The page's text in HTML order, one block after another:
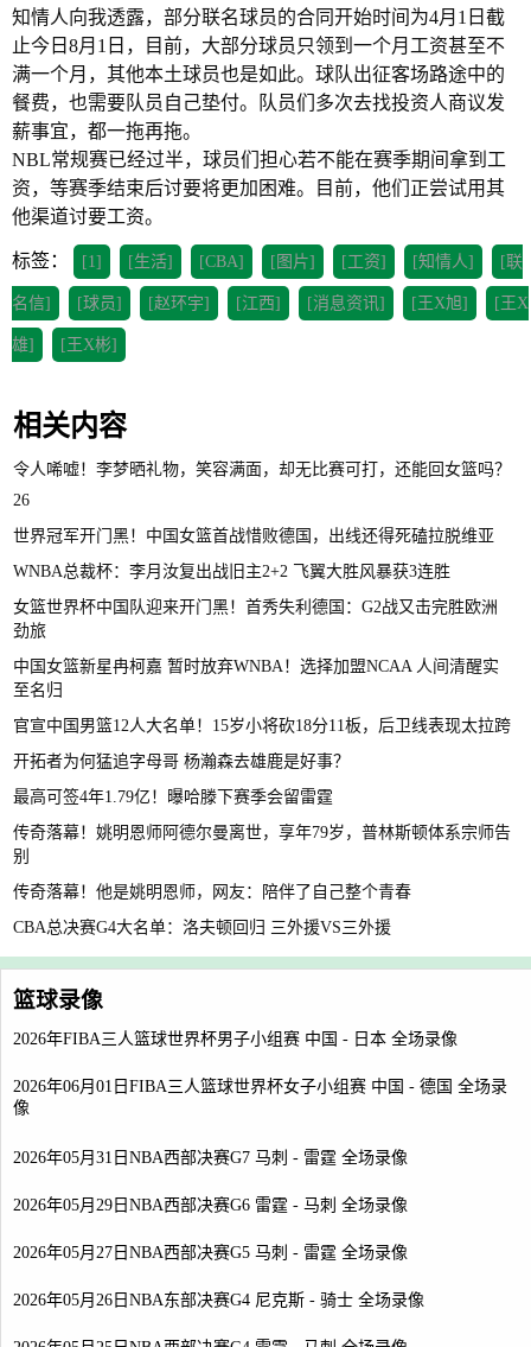
知情人向我透露，部分联名球员的合同开始时间为4月1日截
止今日8月1日，目前，大部分球员只领到一个月工资甚至不
满一个月，其他本土球员也是如此。球队出征客场路途中的
餐费，也需要队员自己垫付。队员们多次去找投资人商议发
薪事宜，都一拖再拖。
NBL常规赛已经过半，球员们担心若不能在赛季期间拿到工
资，等赛季结束后讨要将更加困难。目前，他们正尝试用其
他渠道讨要工资。
标签： [1] [生活] [CBA] [图片] [工资] [知情人] [联
名信] [球员] [赵环宇] [江西] [消息资讯] [王X旭] [王X
雄] [王X彬]
相关内容
令人唏嘘！李梦晒礼物，笑容满面，却无比赛可打，还能回女篮吗？
26
世界冠军开门黑！中国女篮首战惜败德国，出线还得死磕拉脱维亚
WNBA总裁杯：李月汝复出战旧主2+2 飞翼大胜风暴获3连胜
女篮世界杯中国队迎来开门黑！首秀失利德国：G2战又击完胜欧洲
劲旅
中国女篮新星冉柯嘉 暂时放弃WNBA！选择加盟NCAA 人间清醒实
至名归
官宣中国男篮12人大名单！15岁小将砍18分11板，后卫线表现太拉跨
开拓者为何猛追字母哥 杨瀚森去雄鹿是好事？
最高可签4年1.79亿！曝哈滕下赛季会留雷霆
传奇落幕！姚明恩师阿德尔曼离世，享年79岁，普林斯顿体系宗师告
别
传奇落幕！他是姚明恩师，网友：陪伴了自己整个青春
CBA总决赛G4大名单：洛夫顿回归 三外援VS三外援
篮球录像
2026年FIBA三人篮球世界杯男子小组赛 中国 - 日本 全场录像
2026年06月01日FIBA三人篮球世界杯女子小组赛 中国 - 德国 全场录
像
2026年05月31日NBA西部决赛G7 马刺 - 雷霆 全场录像
2026年05月29日NBA西部决赛G6 雷霆 - 马刺 全场录像
2026年05月27日NBA西部决赛G5 马刺 - 雷霆 全场录像
2026年05月26日NBA东部决赛G4 尼克斯 - 骑士 全场录像